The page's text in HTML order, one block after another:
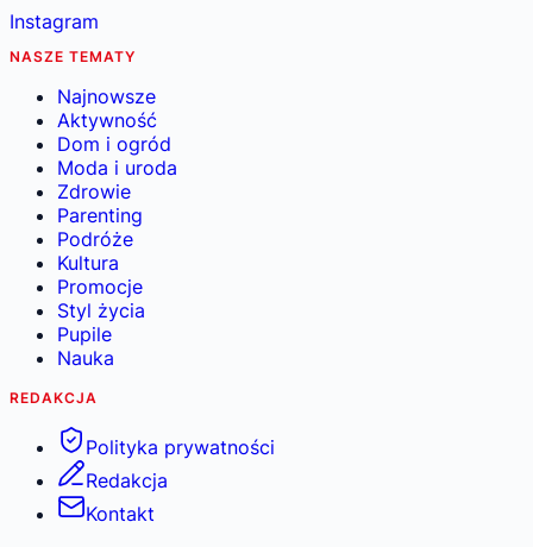
Instagram
NASZE TEMATY
Najnowsze
Aktywność
Dom i ogród
Moda i uroda
Zdrowie
Parenting
Podróże
Kultura
Promocje
Styl życia
Pupile
Nauka
REDAKCJA
Polityka prywatności
Redakcja
Kontakt